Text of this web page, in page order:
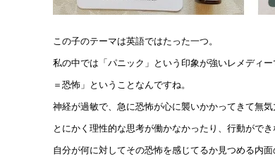
この子のテーマは英語ではたった一つ。
私の中では「パニック」という印象が強いレメディ
＝恐怖」ということなんですね。
神経が過敏で、急に恐怖が心に襲いかかってきて無気
とにかく理性的な思考が働かなかったり、行動ができ
自分が何に対してその恐怖を感じてるか見つめる内